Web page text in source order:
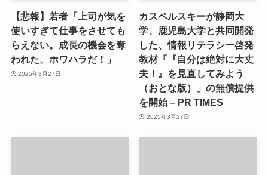
【悲報】若者「上司が気を
使いすぎて仕事をさせても
らえない。成長の機会を奪
われた。ホワハラだ！」
2025年3月27日
カスペルスキーが静岡大
学、鹿児島大学と共同開発
した、情報リテラシー啓発
教材「『自分は絶対に大丈
夫！』を見直してみよう
（おとな版）」の無償提供
を開始 – PR TIMES
2025年3月27日